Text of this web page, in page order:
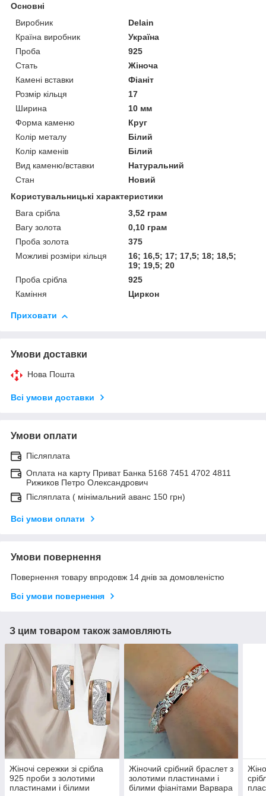
Основні
Виробник
Delain
Країна виробник
Україна
Проба
925
Стать
Жіноча
Камені вставки
Фіаніт
Розмір кільця
17
Ширина
10 мм
Форма каменю
Круг
Колір металу
Білий
Колір каменів
Білий
Вид каменю/вставки
Натуральний
Стан
Новий
Користувальницькі характеристики
Вага срібла
3,52 грам
Вагу золота
0,10 грам
Проба золота
375
Можливі розміри кільця
16; 16,5; 17; 17,5; 18; 18,5;
19; 19,5; 20
Проба срібла
925
Каміння
Циркон
Приховати
Умови доставки
Нова Пошта
Всі умови доставки
Умови оплати
Післяплата
Оплата на карту Приват Банка 5168 7451 4702 4811
Рижиков Петро Олександрович
Післяплата ( мінімальний аванс 150 грн)
Всі умови оплати
Умови повернення
Повернення товару впродовж 14 днів за домовленістю
Всі умови повернення
З цим товаром також замовляють
Жіночі сережки зі срібла
925 проби з золотими
пластинами і білими
Жіночий срібний браслет з
золотими пластинами і
білими фіанітами Варвара